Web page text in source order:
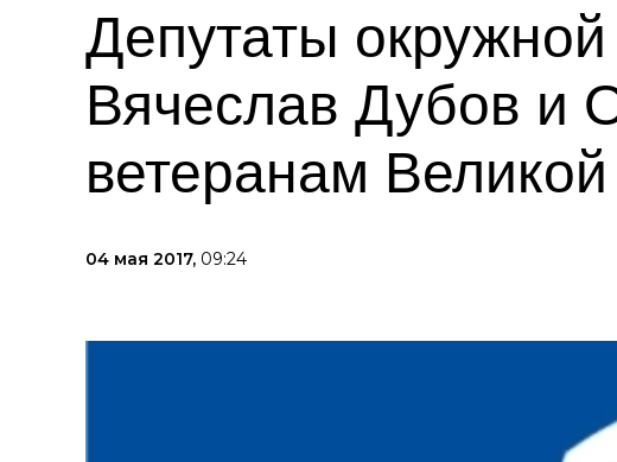
Депутаты
Вячеслав Дубов и
ветеранам
04 мая 2017, 09:24